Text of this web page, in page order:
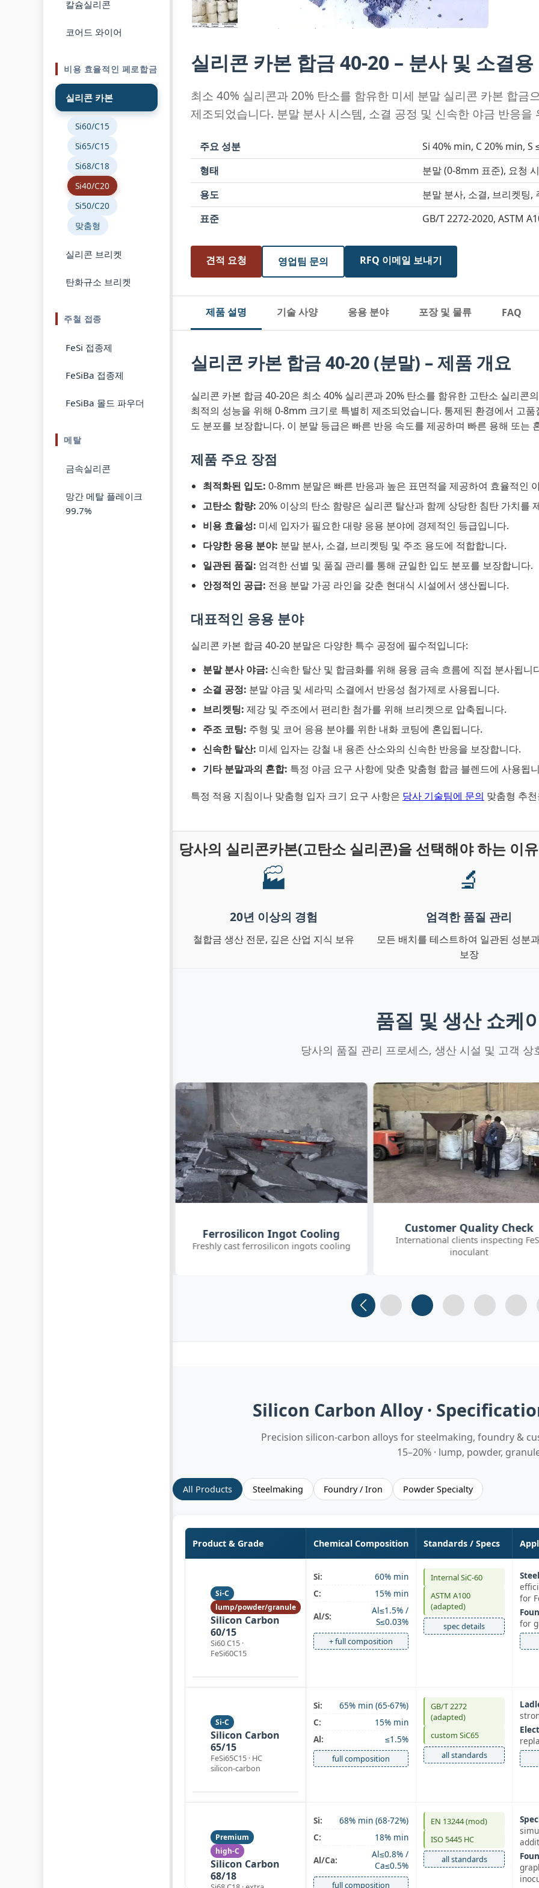
칼슘실리콘
코어드 와이어
비용 효율적인 페로합금
실리콘 카본
Si60/C15
Si65/C15
Si68/C18
Si40/C20
Si50/C20
맞춤형
실리콘 브리켓
탄화규소 브리켓
주철 접종
FeSi 접종제
FeSiBa 접종제
FeSiBa 몰드 파우더
메탈
금속실리콘
망간 메탈 플레이크
99.7%
실리콘 카본 합금 40-20 – 분사 및 소결
최소 40% 실리콘과 20% 탄소를 함유한 미세 분말 실리콘 카본 합
제조되었습니다. 분말 분사 시스템, 소결 공정 및 신속한 야금 반응을
주요 성분
Si 40% min, C 20% min, S
형태
분말 (0-8mm 표준), 요청
용도
분말 분사, 소결, 브리켓팅,
표준
GB/T 2272-2020, ASTM
견적 요청 영업팀 문의 RFQ 이메일 보내기
제품 설명 기술 사양 응용 분야 포장 및 물류 FAQ
실리콘 카본 합금 40-20 (분말) – 제품 개요
실리콘 카본 합금 40-20은 최소 40% 실리콘과 20% 탄소를 함유한 고탄소 실리콘
최적의 성능을 위해 0-8mm 크기로 특별히 제조되었습니다. 통제된 환경에서 고
도 분포를 보장합니다. 이 분말 등급은 빠른 반응 속도를 제공하며 빠른 용해 또는
제품 주요 장점
최적화된 입도: 0-8mm 분말은 빠른 반응과 높은 표면적을 제공하여 효율적인
고탄소 함량: 20% 이상의 탄소 함량은 실리콘 탈산과 함께 상당한 침탄 가치를
비용 효율성: 미세 입자가 필요한 대량 응용 분야에 경제적인 등급입니다.
다양한 응용 분야: 분말 분사, 소결, 브리켓팅 및 주조 용도에 적합합니다.
일관된 품질: 엄격한 선별 및 품질 관리를 통해 균일한 입도 분포를 보장합니다.
안정적인 공급: 전용 분말 가공 라인을 갖춘 현대식 시설에서 생산됩니다.
대표적인 응용 분야
실리콘 카본 합금 40-20 분말은 다양한 특수 공정에 필수적입니다:
분말 분사 야금: 신속한 탈산 및 합금화를 위해 용융 금속 흐름에 직접 분사됩니
소결 공정: 분말 야금 및 세라믹 소결에서 반응성 첨가제로 사용됩니다.
브리켓팅: 제강 및 주조에서 편리한 첨가를 위해 브리켓으로 압축됩니다.
주조 코팅: 주형 및 코어 응용 분야를 위한 내화 코팅에 혼입됩니다.
신속한 탈산: 미세 입자는 강철 내 용존 산소와의 신속한 반응을 보장합니다.
기타 분말과의 혼합: 특정 야금 요구 사항에 맞춘 맞춤형 합금 블렌드에 사용됩
특정 적용 지침이나 맞춤형 입자 크기 요구 사항은 당사 기술팀에 문의 맞춤형 추
당사의 실리콘카본(고탄소 실리콘)을 선택해야 하는 이유
🏭
20년 이상의 경험
철합금 생산 전문, 깊은 산업 지식 보유
🔬
엄격한 품질 관리
모든 배치를 테스트하여 일관된 성분
보장
품질 및 생산 쇼케
당사의 품질 관리 프로세스, 생산 시설 및 고객 상
Customer Quality Check
International clients inspecting FeSi
inoculant
SGS On-site Sampling
Third-party SGS inspector
FeSiBa samples
Slide 1 Slide 2 Slide 3 (current)
Slide 4 Slide 5
Silicon Carbon Alloy ·
Precision silicon‑carbon alloys for steelmaking, foundry &
15–20% · lump, powder,
All Products Steelmaking Foundry / Iron Powder Specialty
Product & Grade Chemical Composition Standards / Specs
Si-C
lump/powder/granule
Silicon Carbon
60/15
Si60 C15 ·
FeSi60C15
Si:
60% min
C:
15% min
Al/S:
Al≤1.5% /
S≤0.03%
+ full composition
Internal SiC‑60
ASTM A100
(adapted)
spec details
for
for
Si-C
Silicon Carbon
65/15
FeSi65C15 · HC
silicon‑carbon
Si:
65% min (65‑67%)
C:
15% min
Al:
≤1.5%
full composition
GB/T 2272
(adapted)
custom SiC65
all standards
Premium
high‑C
Silicon Carbon
68/18
Si:
68% min (68‑72%)
C:
18% min
Al/Ca:
Al≤0.8% /
Ca≤0.5%
full composition
EN 13244 (mod)
ISO 5445 HC
all standards